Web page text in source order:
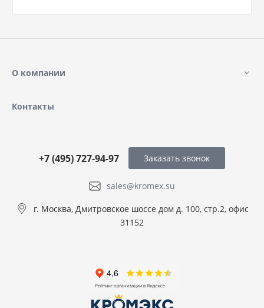
О компании
Контакты
sales@kromex.su
+7 (495) 727-94-97
г. Москва, Дмитровское шоссе дом д. 100, стр.2, офис
31152
Заказать звонок